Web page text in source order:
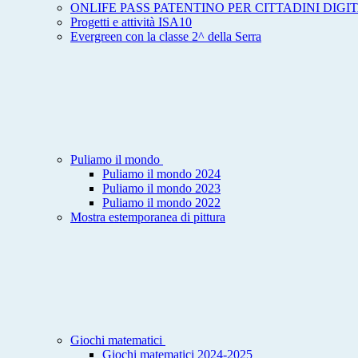
ONLIFE PASS PATENTINO PER CITTADINI
Progetti e attività ISA10
Evergreen con la classe 2^ della Serra
Puliamo il mondo
Puliamo il mondo 2024
Puliamo il mondo 2023
Puliamo il mondo 2022
Mostra estemporanea di pittura
Giochi matematici
Giochi matematici 2024-2025